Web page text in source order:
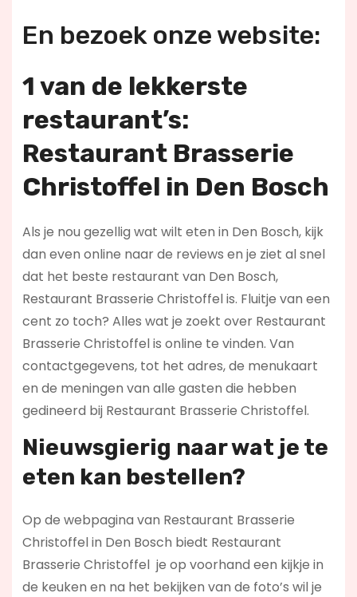
En bezoek onze website:
1 van de lekkerste
restaurant’s:
Restaurant Brasserie
Christoffel in Den Bosch
Als je nou gezellig wat wilt eten in Den Bosch, kijk
dan even online naar de reviews en je ziet al snel
dat het beste restaurant van Den Bosch,
Restaurant Brasserie Christoffel is. Fluitje van een
cent zo toch? Alles wat je zoekt over Restaurant
Brasserie Christoffel is online te vinden. Van
contactgegevens, tot het adres, de menukaart
en de meningen van alle gasten die hebben
gedineerd bij Restaurant Brasserie Christoffel.
Nieuwsgierig naar wat je te
eten kan bestellen?
Op de webpagina van Restaurant Brasserie
Christoffel in Den Bosch biedt Restaurant
Brasserie Christoffel je op voorhand een kijkje in
de keuken en na het bekijken van de foto’s wil je